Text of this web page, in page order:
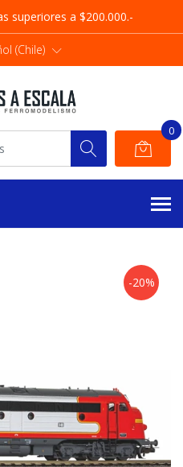
superiores a $200.000.-
(Chile)
0
-20%